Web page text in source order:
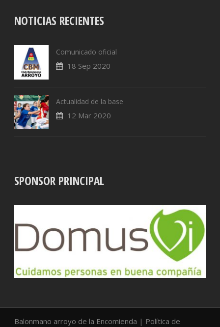
NOTICIAS RECIENTES
Comunicado oficial
18 Sep 2020
Actualidad de la base
12 Mar 2020
SPONSOR PRINCIPAL
Balonmano arroyo de la Encomienda | Política de